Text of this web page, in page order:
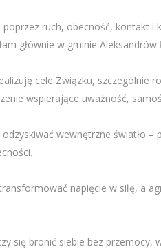
ruch, obecność, kontakt
głównie w gminie
cele Związku,
wspierające uważność,
wewnętrzne światło
napięcie w siłę, a
się bronić siebie bez przemocy,